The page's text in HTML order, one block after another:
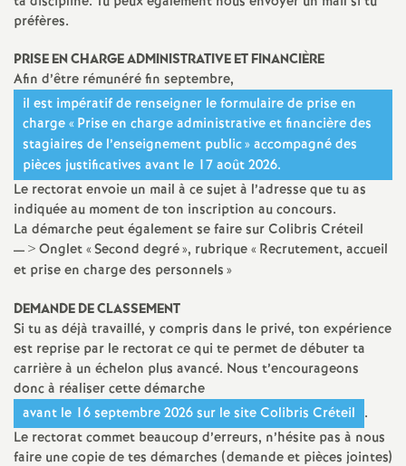
préfères.
PRISEENCHARGEADMINISTRATIVEETFINANCIÈRE
Afin d’être rémunéré fin septembre,
il est impératif de renseigner le formulaire de prise en
charge «Prise en charge administrative et financière des
stagiaires de l’enseignement public» accompagné des
pièces justificatives avant le 17 août 2026.
Le rectorat envoie un mail à ce sujet à l’adresse que tu as
indiquée au moment de ton inscription au concours.
La démarche peut également se faire sur Colibris Créteil
— > Onglet «Second degré», rubrique «Recrutement, accueil
et prise en charge des personnels»
DEMANDEDECLASSEMENT
Si tu as déjà travaillé, y compris dans le privé, ton expérience
est reprise par le rectorat ce qui te permet de débuter ta
carrière à un échelon plus avancé. Nous t’encourageons
donc à réaliser cette démarche
avant le 16 septembre 2026 sur le site Colibris Créteil .
Le rectorat commet beaucoup d’erreurs, n’hésite pas à nous
faire une copie de tes démarches (demande et pièces jointes)